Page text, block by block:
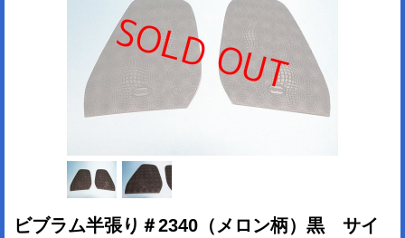
ビブラム半張り＃2340（メロン柄）黒 サイ